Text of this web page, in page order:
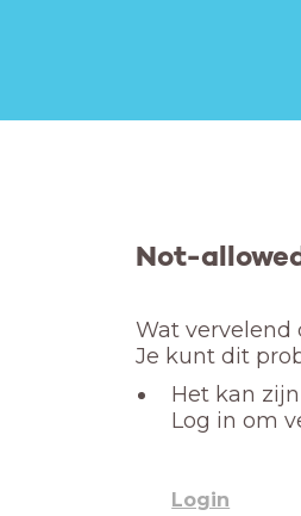
Not-
Wat
Je kunt dit
Het kan
Log in om
Login